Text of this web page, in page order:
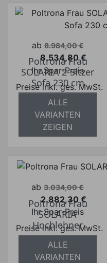
Verkaufspreis
ab 8.984,00 €
Preis
8.534,80 €
Ihr Spar-Preis
Preise inkl. ges. MwSt.
absolut
versandkostenfrei
Poltrona Frau
SOLARIA 2-Sitzer
Sofa 230 cm
ALLE
VARIANTEN
ZEIGEN
Verkaufspreis
ab 3.034,00 €
Preis
2.882,30 €
Ihr Spar-Preis
Preise inkl. ges. MwSt.
absolut
versandkostenfrei
Poltrona Frau
SOLARIA
Hochlehner
ALLE
VARIANTEN